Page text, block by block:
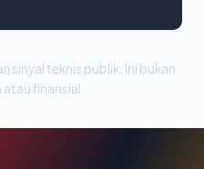
sinyal teknis publik. Ini bukan
atau finansial.